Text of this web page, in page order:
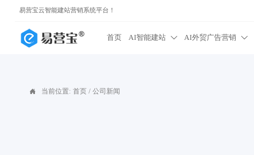
易营宝云智能建站营销系统平台！
首页 AI智能建站  AI外贸广告营销 
 当前位置: 首页/ 公司新闻